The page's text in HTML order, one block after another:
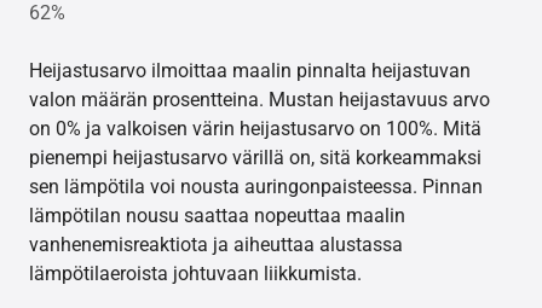
62%
Heijastusarvo ilmoittaa maalin pinnalta heijastuvan
valon määrän prosentteina. Mustan heijastavuus arvo
on 0% ja valkoisen värin heijastusarvo on 100%. Mitä
pienempi heijastusarvo värillä on, sitä korkeammaksi
sen lämpötila voi nousta auringonpaisteessa. Pinnan
lämpötilan nousu saattaa nopeuttaa maalin
vanhenemisreaktiota ja aiheuttaa alustassa
lämpötilaeroista johtuvaan liikkumista.